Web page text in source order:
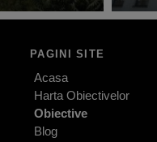
PAGINI SITE
Acasa
Harta Obiectivelor
Obiective
Blog